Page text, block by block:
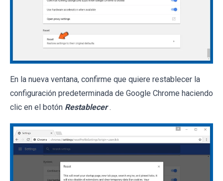
En la nueva ventana, confirme que quiere restablecer la
configuración predeterminada de Google Chrome haciendo
clic en el botón Restablecer .